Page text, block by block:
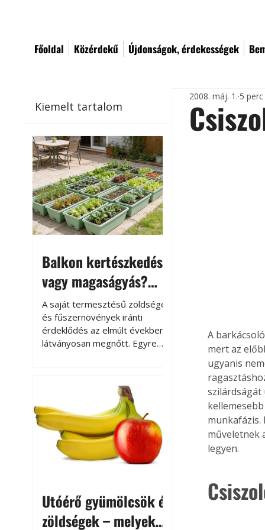
Főoldal Közérdekű Újdonságok, érdekességek
Kiemelt tartalom
Balkon kertészkedés
vagy magaságyás?
Helytakarékos
kertészkedés
A saját termesztésű zöldségek
és fűszernövények iránti
érdeklődés az elmúlt években
látványosan megnőtt. Egyre
kertészkedés sokak számára
kikapcsolódást és feltöltődést
is jelent.
Utóérő gyümölcsök és
zöldségek – melyek
2008. máj. 1. 5
A
mert az
ugyanis
szilárdságát
munkafázis.
műveletnek
legyen.